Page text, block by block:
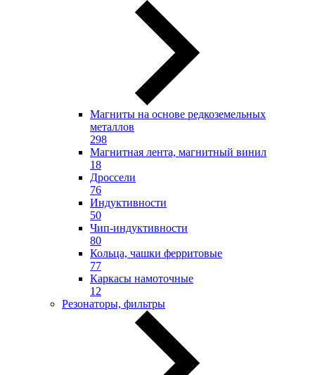
Магниты на основе редкоземельных
металлов
298
Магнитная лента, магнитный винил
18
Дроссели
76
Индуктивности
50
Чип-индуктивности
80
Кольца, чашки ферритовые
77
Каркасы намоточные
12
Резонаторы, фильтры